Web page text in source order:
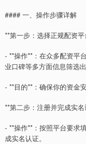
#### 一、操作步骤详解
**第一步：选择正规配资平
- **操作**：在众多配资平
业口碑等多方面信息筛选
- **目的**：确保你的资金
**第二步：注册并完成实
- **操作**：按照平台要求
成实名认证。